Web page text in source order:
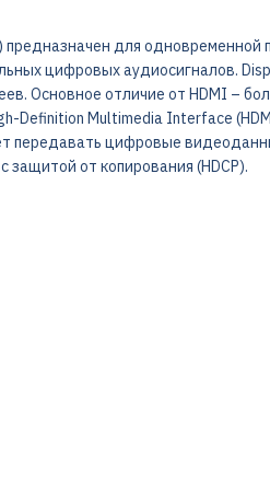
предназначен для одновременной
цифровых аудиосигналов.
Основное отличие от HDMI –
Definition Multimedia Interface
передавать цифровые
от копирования (HDCP).